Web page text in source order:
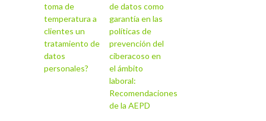
toma de
temperatura a
clientes un
tratamiento de
datos
personales?
de datos como
garantía en las
políticas de
prevención del
ciberacoso en
el ámbito
laboral:
Recomendaciones
de la AEPD